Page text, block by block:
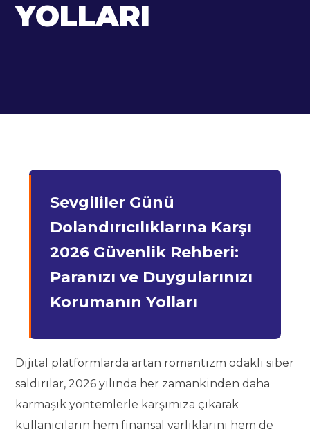
YOLLARI
Sevgililer Günü
Dolandırıcılıklarına Karşı
2026 Güvenlik Rehberi:
Paranızı ve Duygularınızı
Korumanın Yolları
Dijital platformlarda artan romantizm odaklı siber
saldırılar, 2026 yılında her zamankinden daha
karmaşık yöntemlerle karşımıza çıkarak
kullanıcıların hem finansal varlıklarını hem de